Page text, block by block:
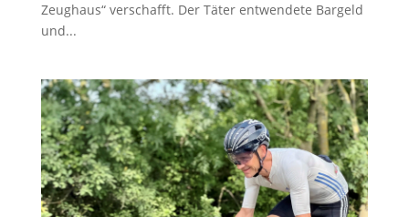
Zeughaus“ verschafft. Der Täter entwendete Bargeld
und...